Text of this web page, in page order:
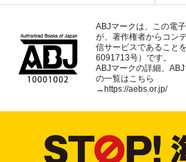
ABJマークは、この電
が、著作権者からコン
信サービスであること
6091713号）です。
ABJマークの詳細、
の一覧はこちら
→ https://aebs.or.jp/